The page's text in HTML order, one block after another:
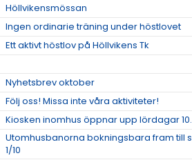
Höllvikensmössan
Ingen ordinarie träning under höstlovet
Ett aktivt höstlov på Höllvikens Tk
Nyhetsbrev oktober
Följ oss! Missa inte våra aktiviteter!
Kiosken inomhus öppnar upp lördagar
Utomhusbanorna bokningsbara fram till
1/10